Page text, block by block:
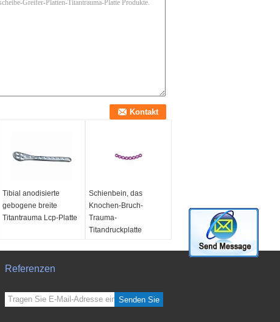
Tibial anodisierte
gebogene breite
Titantrauma Lcp-Platte
Schienbein, das
Knochen-Bruch-
Trauma-
Titandruckplatte
Referenzen
Senden Sie